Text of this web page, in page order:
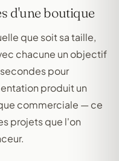
d'une boutique
que soit sa taille,
chacune un objectif
pour
produit un
commerciale — ce
projets que l'on